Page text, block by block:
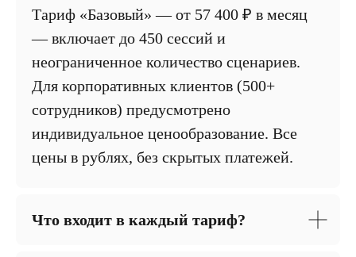
Тариф «Базовый» — от 57 400 ₽ в месяц
— включает до 450 сессий и
неограниченное количество сценариев.
Для корпоративных клиентов (500+
сотрудников) предусмотрено
индивидуальное ценообразование. Все
цены в рублях, без скрытых платежей.
Что входит в каждый тариф?